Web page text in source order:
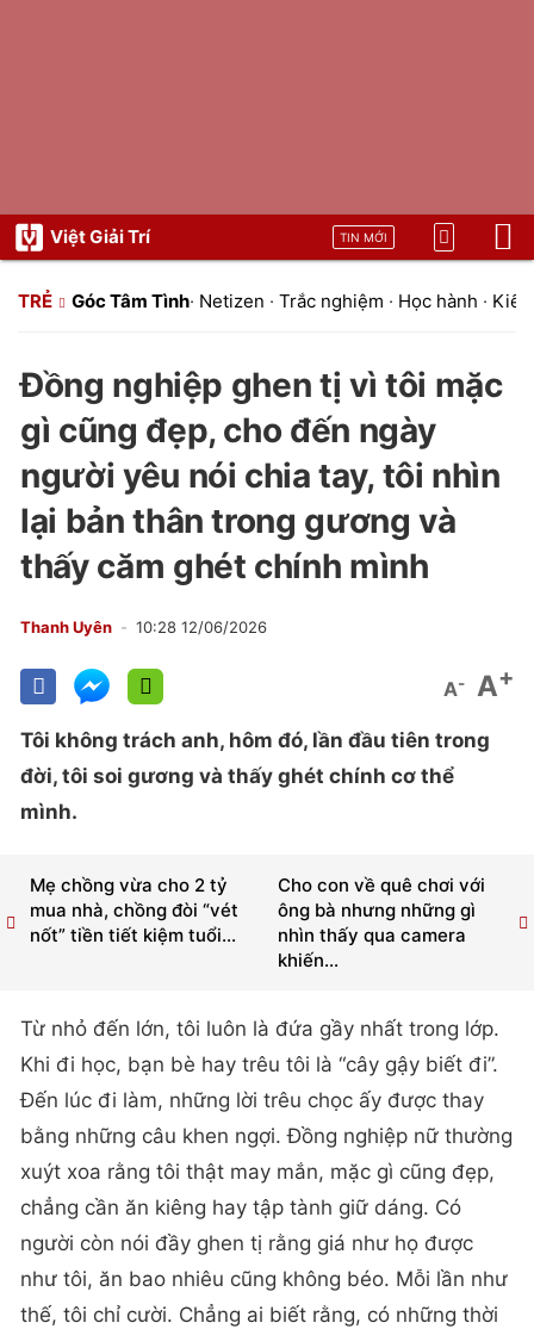
Việt Giải Trí TIN MỚI
TRẺ Góc Tâm Tình· Netizen · Trắc nghiệm · Học hành ·
Đồng nghiệp ghen tị vì tôi mặc
gì cũng đẹp, cho đến ngày
người yêu nói chia tay, tôi nhìn
lại bản thân trong gương và
thấy căm ghét chính mình
Thanh Uyên 10:28 12/06/2026
A- A+
Tôi không trách anh, hôm đó, lần đầu tiên trong
đời, tôi soi gương và thấy ghét chính cơ thể
mình.
Cho con về quê chơi với
ông bà nhưng những gì
nhìn thấy qua camera
khiến...
Mẹ chồng vừa cho 2 tỷ
mua nhà, chồng đòi “vét
nốt” tiền tiết kiệm tuổi...
Từ nhỏ đến lớn, tôi luôn là đứa gầy nhất trong lớp.
Khi đi học, bạn bè hay trêu tôi là “cây gậy biết đi”.
Đến lúc đi làm, những lời trêu chọc ấy được thay
bằng những câu khen ngợi. Đồng nghiệp nữ thường
xuýt xoa rằng tôi thật may mắn, mặc gì cũng đẹp,
chẳng cần ăn kiêng hay tập tành giữ dáng. Có
người còn nói đầy ghen tị rằng giá như họ được
như tôi, ăn bao nhiêu cũng không béo. Mỗi lần như
thế, tôi chỉ cười. Chẳng ai biết rằng, có những thời